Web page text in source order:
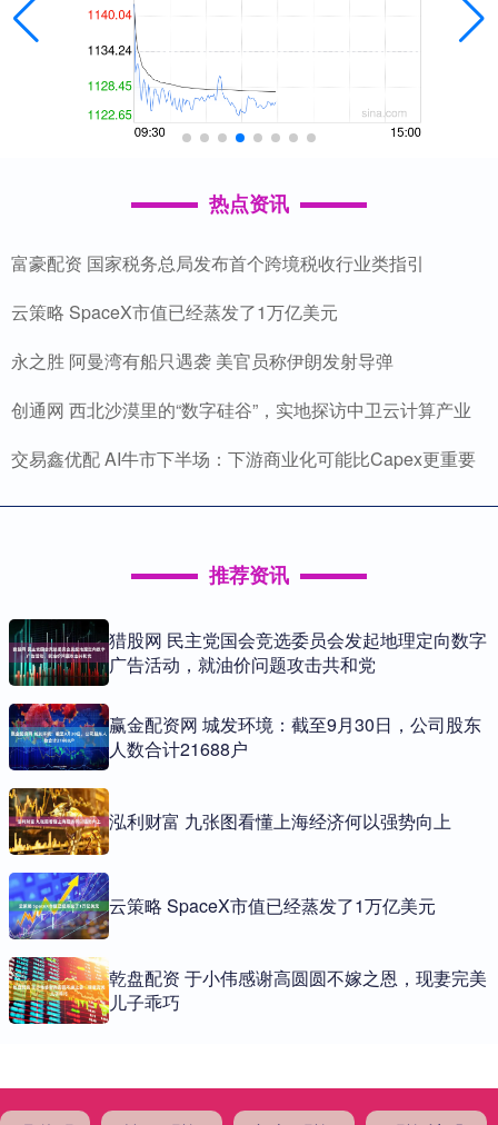
热点资讯
富豪配资 国家税务总局发布首个跨境税收行业类指引
云策略 SpaceX市值已经蒸发了1万亿美元
永之胜 阿曼湾有船只遇袭 美官员称伊朗发射导弹
创通网 西北沙漠里的“数字硅谷”，实地探访中卫云计算产业
交易鑫优配 AI牛市下半场：下游商业化可能比Capex更重要
推荐资讯
猎股网 民主党国会竞选委员会发起地理定向数字
广告活动，就油价问题攻击共和党
赢金配资网 城发环境：截至9月30日，公司股东
人数合计21688户
泓利财富 九张图看懂上海经济何以强势向上
云策略 SpaceX市值已经蒸发了1万亿美元
乾盘配资 于小伟感谢高圆圆不嫁之恩，现妻完美
儿子乖巧